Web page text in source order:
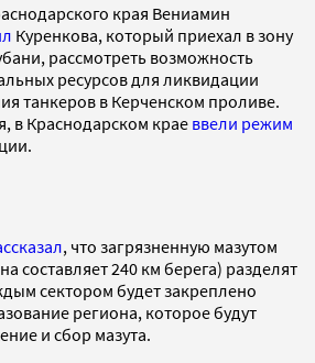
края Вениамин
Куренкова, который приехал в зону
рассмотреть возможность
ресурсов для ликвидации
танкеров в Керченском проливе.
в Краснодарском крае ввели режим
, что загрязненную мазутом
составляет 240 км берега) разделят
сектором будет закреплено
региона, которое будут
и сбор мазута.